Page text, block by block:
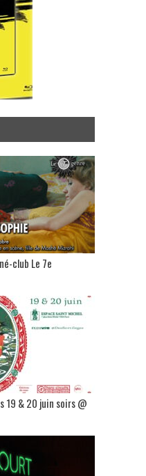
club Le 7e
19 & 20 juin soirs @